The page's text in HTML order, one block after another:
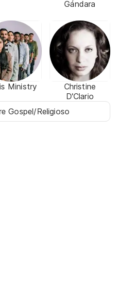
Gándara
Ministry
Christine
D'Clario
Gospel/Religioso